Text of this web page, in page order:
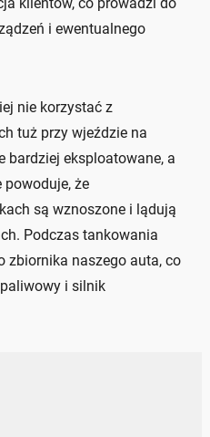
i ewentualnego
nie korzystać z
tuż przy wjeździe na
bardziej eksploatowane, a
że
są wznoszone i lądują
Podczas tankowania
zbiornika naszego auta, co
paliwowy i silnik